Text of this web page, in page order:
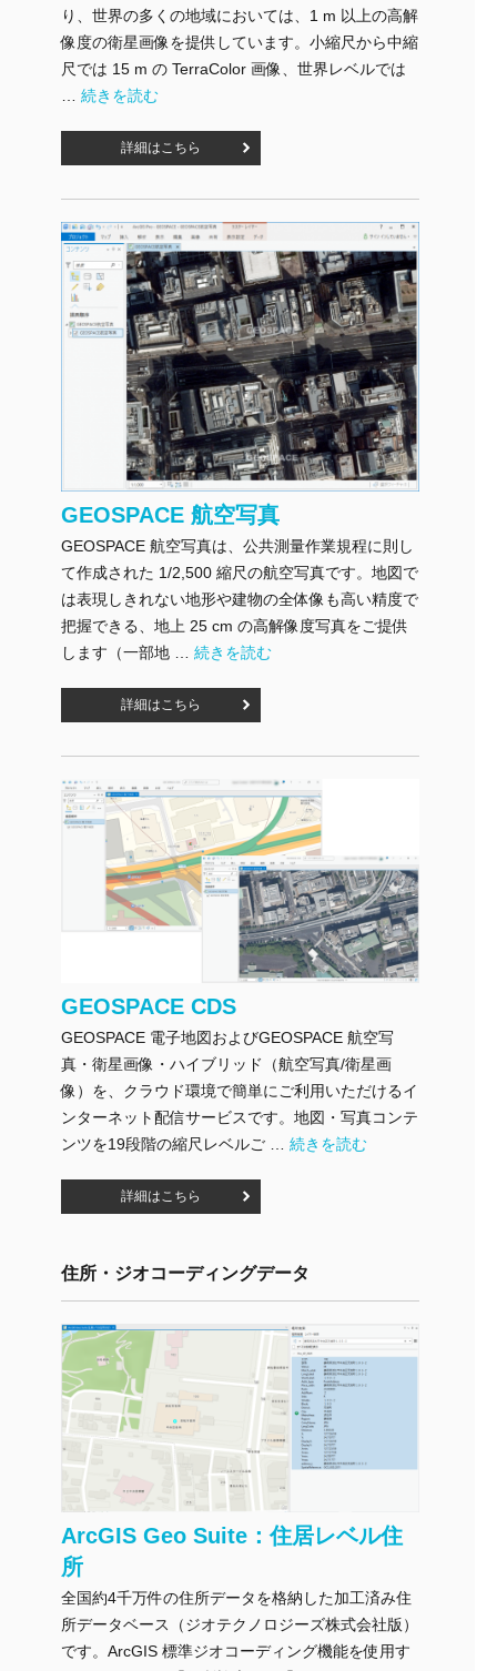
り、世界の多くの地域においては、1 m 以上の高解
像度の衛星画像を提供しています。小縮尺から中縮
尺では 15 m の TerraColor 画像、世界レベルでは
… "ArcGIS Online：World Imagery" の
続きを読む
詳細はこちら
GEOSPACE 航空写真
GEOSPACE 航空写真は、公共測量作業規程に則し
て作成された 1/2,500 縮尺の航空写真です。地図で
は表現しきれない地形や建物の全体像も高い精度で
把握できる、地上 25 cm の高解像度写真をご提供
します（一部地 … "GEOSPACE 航空写真" の
続きを読む
詳細はこちら
GEOSPACE CDS
GEOSPACE 電子地図およびGEOSPACE 航空写
真・衛星画像・ハイブリッド（航空写真/衛星画
像）を、クラウド環境で簡単にご利用いただけるイ
ンターネット配信サービスです。地図・写真コンテ
ンツを19段階の縮尺レベルご … "GEOSPACE CDS" の
続きを読む
詳細はこちら
住所・ジオコーディングデータ
ArcGIS Geo Suite：住居レベル住
所
全国約4千万件の住所データを格納した加工済み住
所データベース（ジオテクノロジーズ株式会社版）
です。ArcGIS 標準ジオコーディング機能を使用す